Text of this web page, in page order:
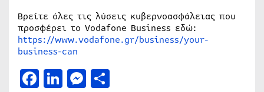
Βρείτε όλες τις λύσεις κυβερνοασφάλειας που
προσφέρει το Vodafone Business εδώ:
https://www.vodafone.gr/business/your-
business-can
Facebook
LinkedIn
Messenger